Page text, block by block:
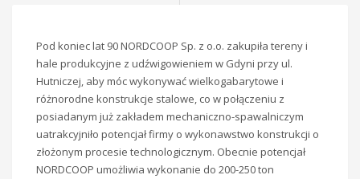
Pod koniec lat 90 NORDCOOP Sp. z o.o. zakupiła tereny i
hale produkcyjne z udźwigowieniem w Gdyni przy ul.
Hutniczej, aby móc wykonywać wielkogabarytowe i
różnorodne konstrukcje stalowe, co w połączeniu z
posiadanym już zakładem mechaniczno-spawalniczym
uatrakcyjniło potencjał firmy o wykonawstwo konstrukcji o
złożonym procesie technologicznym. Obecnie potencjał
NORDCOOP umożliwia wykonanie do 200-250 ton